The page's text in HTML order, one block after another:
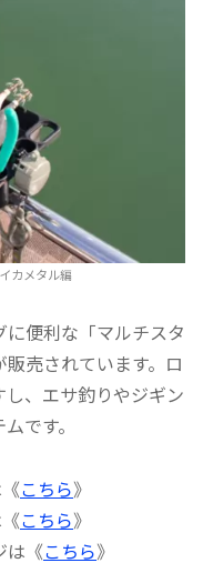
カメタル編
便利な「マルチスタ
売されています。ロ
、エサ釣りやジギン
です。
こちら》
こちら》
は《こちら》